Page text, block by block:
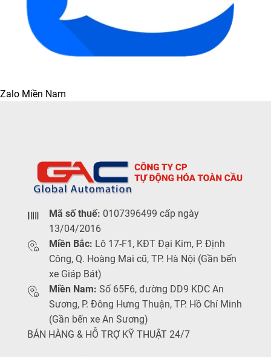
Zalo Miền Nam
Mã số thuế: 0107396499 cấp ngày
13/04/2016
Miền Bắc: Lô 17-F1, KĐT Đại Kim, P. Định
Công, Q. Hoàng Mai cũ, TP. Hà Nội (Gần bến
xe Giáp Bát)
Miền Nam: Số 65F6, đường DD9 KDC An
Sương, P. Đông Hưng Thuận, TP. Hồ Chí Minh
(Gần bến xe An Sương)
BÁN HÀNG & HỖ TRỢ KỸ THUẬT 24/7